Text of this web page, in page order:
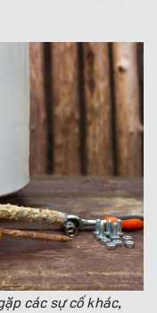
các sự cố khác,